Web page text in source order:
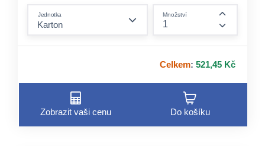
Jednotka Množství
Celkem: 521,45 Kč
Zobrazit vaši cenu Do košíku